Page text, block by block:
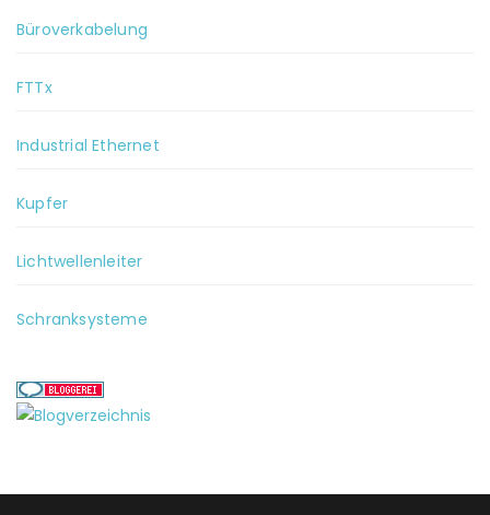
Büroverkabelung
FTTx
Industrial Ethernet
Kupfer
Lichtwellenleiter
Schranksysteme